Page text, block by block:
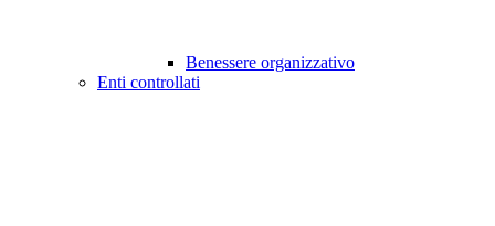
Benessere organizzativo
Enti controllati